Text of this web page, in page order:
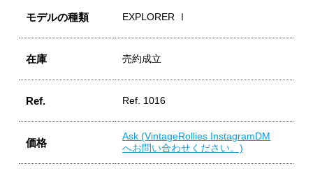
モデルの種類 EXPLORER Ⅰ
在庫 売約成立
Ref. Ref. 1016
価格
Ask (VintageRollies InstagramDM
へお問い合わせください。)